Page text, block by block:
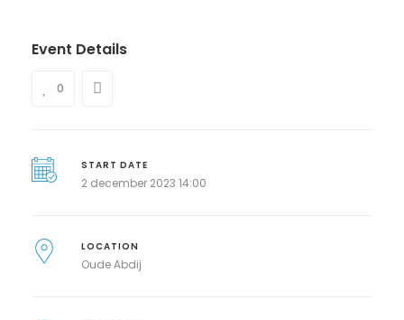
Event Details
0
START DATE
2 december 2023 14:00
LOCATION
Oude Abdij